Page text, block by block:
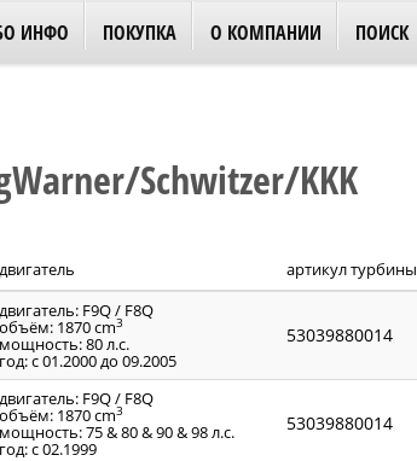
ИНФО ПОКУПКА О КОМПАНИИ ПОИСК
Schwitzer/KKK
двигатель артикул турбины
двигатель: F9Q / F8Q
объём: 1870 cm3
мощность: 80 л.с.
год: с 01.2000 до 09.2005
53039880014
двигатель: F9Q / F8Q
объём: 1870 cm3
мощность: 75 & 80 & 90 & 98 л.с.
год: с 02.1999
53039880014